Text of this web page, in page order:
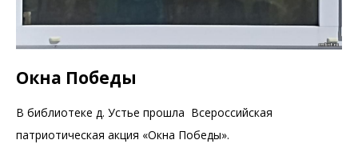
Окна Победы
В библиотеке д. Устье прошла Всероссийская
патриотическая акция «Окна Победы».